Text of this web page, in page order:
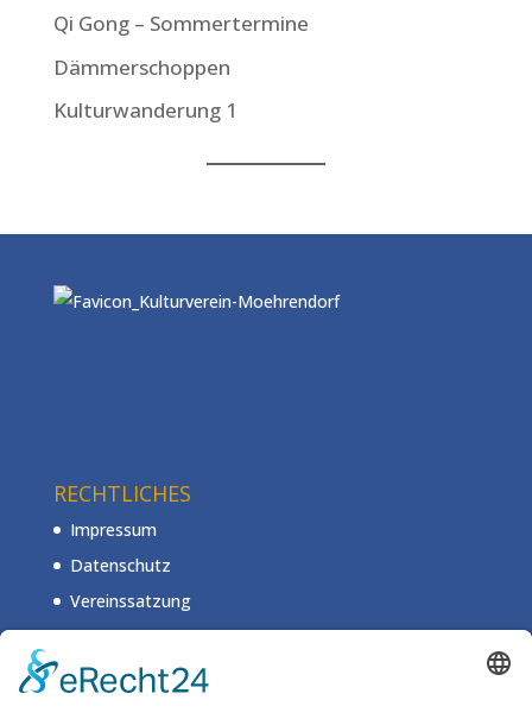
Qi Gong – Sommertermine
Dämmerschoppen
Kulturwanderung 1
RECHTLICHES
Impressum
Datenschutz
Vereinssatzung
Mitgliedsantrag